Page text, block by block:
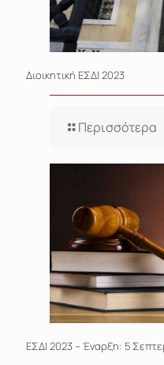
Διοικητική ΕΣΔΙ 2023
Περισσότερα
ΕΣΔΙ 2023 – Έναρξη: 5